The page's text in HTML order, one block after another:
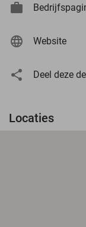
Website
Deel deze
Locaties